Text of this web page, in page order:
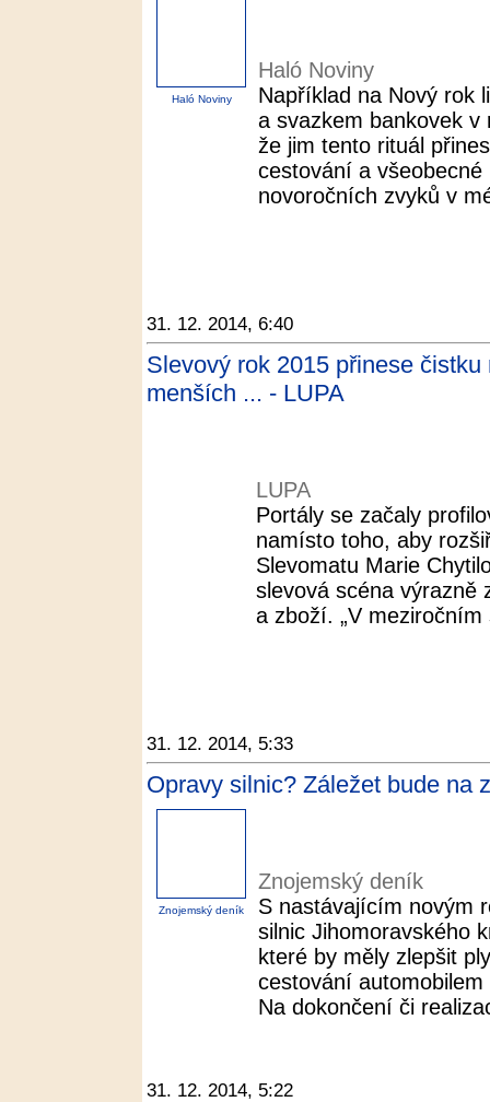
Haló Noviny
Haló Noviny
Například na Nový rok
a svazkem bankovek
že jim tento rituál
cestování a
novoročních zvyků v
31. 12. 2014, 6:40
Slevový rok 2015 přinese
menších ... - LUPA
LUPA
Portály se začaly
namísto toho, aby
Slevomatu Marie
slevová scéna výrazně
a zboží. „V
31. 12. 2014, 5:33
Opravy silnic? Záležet bude na
Znojemský deník
Znojemský deník
S nastávajícím novým
silnic Jihomoravského
které by měly zlepšit
cestování
Na dokončení či
31. 12. 2014, 5:22